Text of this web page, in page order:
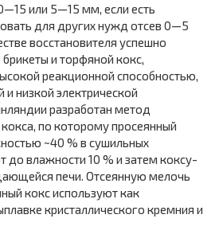
или 5—15 мм, если есть
для других нужд отсев 0—5
восстановителя успешно
и торфяной кокс,
реакционной способностью,
и низкой электрической
разра­ботан метод
по которому про­сеянный
~40 % в сушильных
до влажности 10 % и затем коксу­
печи. Отсеянную мелочь
кокс используют как
кристаллического кремния и